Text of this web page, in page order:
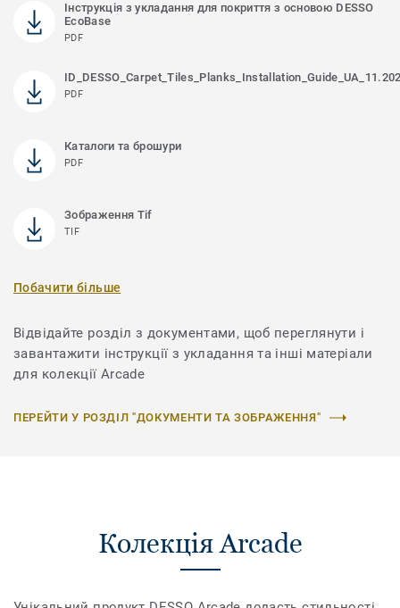
Інструкція з укладання для покриття з основою DESSO
EcoBase
PDF
PDF
Каталоги та брошури
PDF
Зображення Tif
TIF
Побачити більше
Відвідайте розділ з документами, щоб переглянути і
завантажити інструкції з укладання та інші матеріали
для колекції Arcade
ПЕРЕЙТИ У РОЗДІЛ "ДОКУМЕНТИ ТА ЗОБРАЖЕННЯ"
Колекція Arcade